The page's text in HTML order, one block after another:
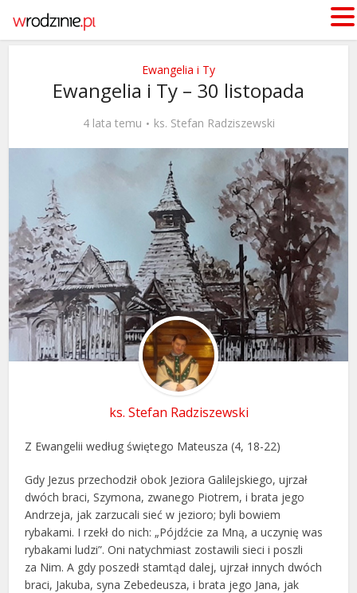
Ewangelia i Ty
Ewangelia i Ty – 30 listopada
4 lata temu ks. Stefan Radziszewski
ks. Stefan Radziszewski
Z Ewangelii według świętego Mateusza (4, 18-22)
Gdy Jezus przechodził obok Jeziora Galilejskiego, ujrzał
dwóch braci, Szymona, zwanego Piotrem, i brata jego
Andrzeja, jak zarzucali sieć w jezioro; byli bowiem
rybakami. I rzekł do nich: „Pójdźcie za Mną, a uczynię was
rybakami ludzi”. Oni natychmiast zostawili sieci i poszli
za Nim. A gdy poszedł stamtąd dalej, ujrzał innych dwóch
braci, Jakuba, syna Zebedeusza, i brata jego Jana, jak